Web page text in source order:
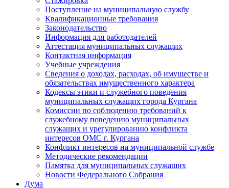
Поступление на муниципальную службу
Квалификационные требования
Законодательство
Информация для работодателей
Аттестация муниципальных служащих
Контактная информация
Учебные учреждения
Сведения о доходах, расходах, об имуществе и
обязательствах имущественного характера
Кодексы этики и служебного поведения
муниципальных служащих города Кургана
Комиссии по соблюдению требований к
служебному поведению муниципальных
служащих и урегулированию конфликта
интересов ОМС г. Кургана
Конфликт интересов на муниципальной службе
Методические рекомендации
Памятка для муниципальных служащих
Новости Федерального Cобрания
Дума